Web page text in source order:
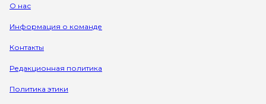
О нас
Информация о команде
Контакты
Редакционная политика
Политика этики